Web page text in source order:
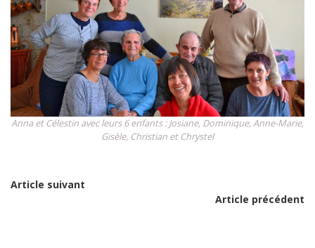
Anna et Célestin avec leurs 6 enfants : Josiane, Dominique, Anne-Marie,
Gisèle, Christian et Chrystel
Article suivant
Article précédent